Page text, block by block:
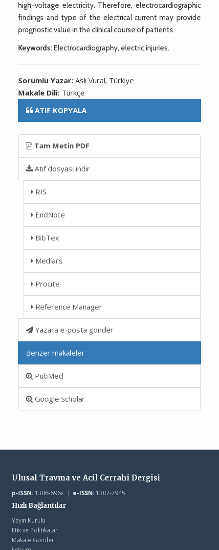
high-voltage electricity. Therefore, electrocardiographic
findings and type of the electrical current may provide
prognostic value in the clinical course of patients.
Keywords: Electrocardiography, electric injuries.
Sorumlu Yazar:Aslı Vural, Türkiye
Makale Dili: Türkçe
ATIF KOPYALA
Tam Metin PDF
Atıf dosyası indir
RIS
EndNote
BibTex
Medlars
Procite
Reference Manager
Yazara e-posta gönder
Benzer makaleler
PubMed
Google Scholar
Ulusal Travma ve Acil Cerrahi Dergisi
p-ISSN:1306-696x | e-ISSN:1307-7945
Hızlı Bağlantılar
Yayın Kurulu
Etik ve Politikalar
Makale Gönder